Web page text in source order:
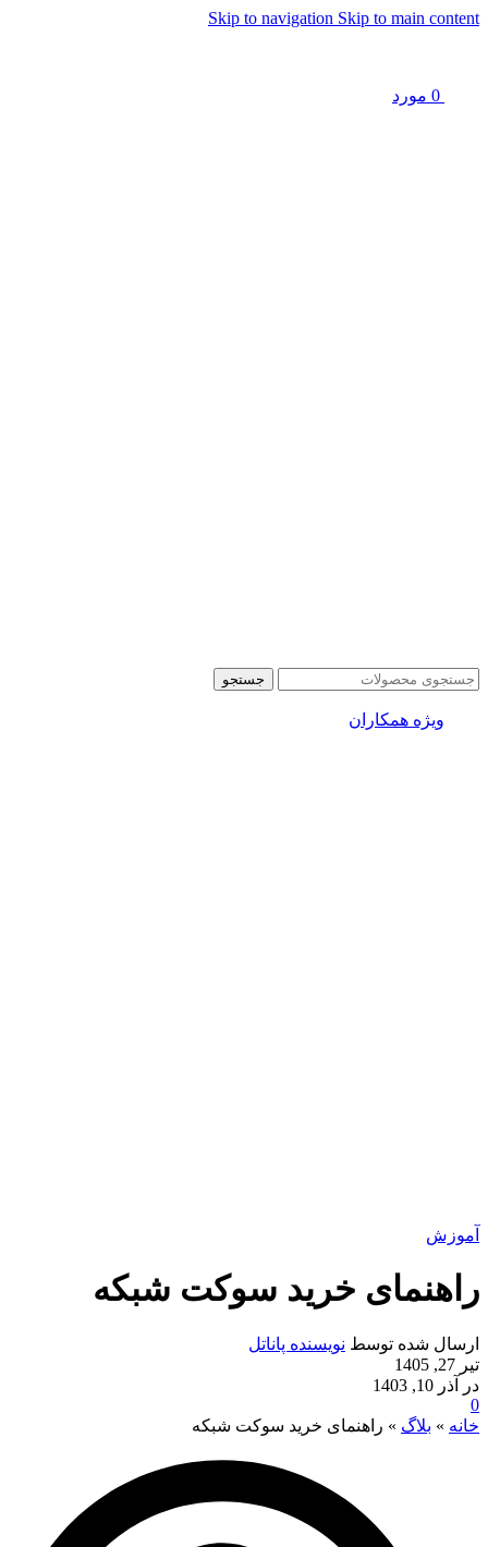
Skip to navigation Skip to main content
0 مورد
جستجو
ویژه همکاران
آموزش
راهنمای خرید سوکت شبکه
ارسال شده توسط نویسنده پاناتل
تیر 27, 1405
در آذر 10, 1403
0
خانه » بلاگ » راهنمای خرید سوکت شبکه